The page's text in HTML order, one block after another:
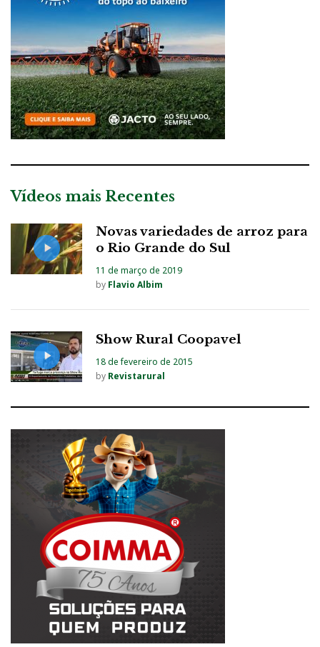
Vídeos mais Recentes
Novas variedades de arroz para
o Rio Grande do Sul
11 de março de 2019
by Flavio Albim
Show Rural Coopavel
18 de fevereiro de 2015
by Revistarural